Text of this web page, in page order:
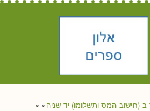
»
» (חישוב המס ותשלומו)-יד שניה